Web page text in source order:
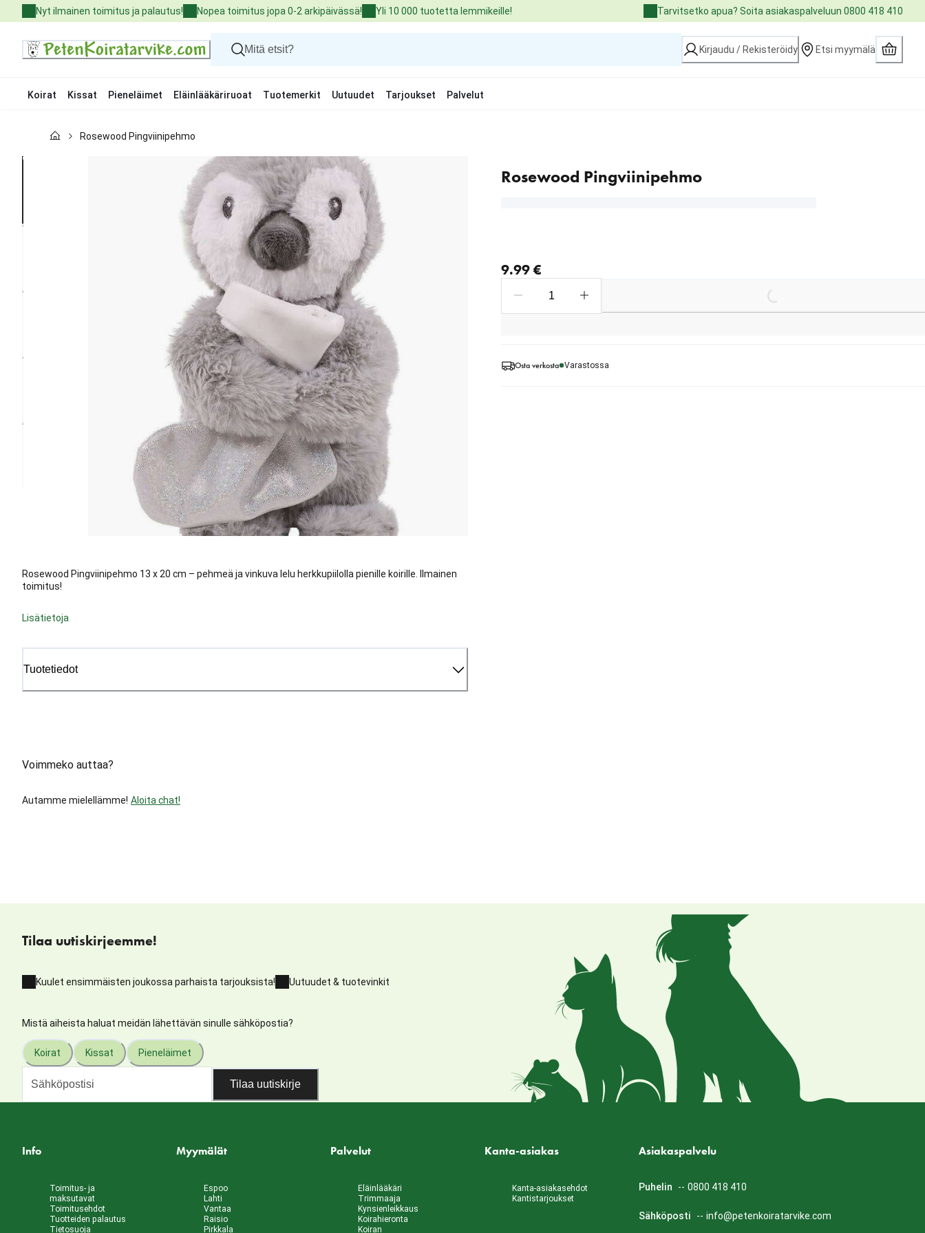
to
Nyt ilmainen toimitus ja palautus! Nopea toimitus jopa 0-2 arkipäivässä! Yli 10 000 tuotetta lemmikeille! Tarvitsetko apua? Soita asiakaspalveluun 0800 418 410
Kirjaudu / Rekisteröidy Etsi myymälä
Koirat Kissat Pieneläimet Eläinlääkäriruoat Tuotemerkit Uutuudet Tarjoukset Palvelut
Kissat
Rosewood Pingviinipehmo
Rosewood Pingviinipehmo
Rosewood Pingviinipehmo 13 x 20 cm – pehmeä ja vinkuva lelu herkkupiilolla pienille koirille. Ilmainen
toimitus!
Lisätietoja
Tuotetiedot
Voimmeko auttaa?
Autamme mielellämme! Aloita chat!
9.99 € Loading...
Osta verkosta Varastossa
Tilaa uutiskirjeemme!
Kuulet ensimmäisten joukossa parhaista tarjouksista! Uutuudet & tuotevinkit
Mistä aiheista haluat meidän lähettävän sinulle sähköpostia?
Koirat Kissat Pieneläimet
Tilaa uutiskirje
Info
Toimitus- ja
maksutavat
Toimitusehdot
Tuotteiden palautus
Tietosuoja
Myymälät
Espoo
Lahti
Vantaa
Raisio
Pirkkala
Palvelut
Eläinlääkäri
Trimmaaja
Kynsienleikkaus
Koirahieronta
Koiran
Kanta-asiakas
Kanta-asiakasehdot
Kantistarjoukset
Asiakaspalvelu
Puhelin -- 0800 418 410
Sähköposti -- info@petenkoiratarvike.com